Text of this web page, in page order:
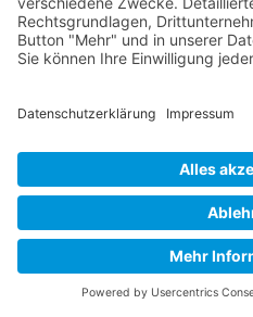
Organisation
Jakob Lenz
Christian Hafften
Wettfahrtleitung